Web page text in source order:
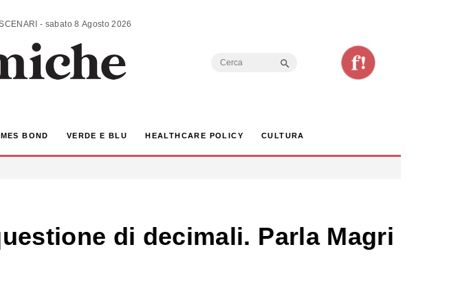
ANALISI | COMMENTI | SCENARI - sabato 8 Agosto 2026
Search
BOND VERDE E BLU HEALTHCARE POLICY CULTURA
di decimali. Parla Magri